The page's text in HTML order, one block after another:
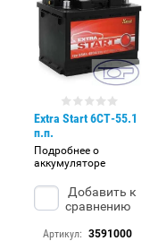
Extra Start 6СТ-55.1
п.п.
Подробнее о
аккумуляторе
Добавить к
сравнению
Артикул: 3591000